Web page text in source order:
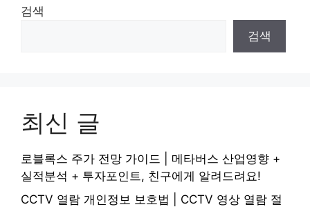
검색
검색
최신 글
로블록스 주가 전망 가이드 | 메타버스 산업영향 +
실적분석 + 투자포인트, 친구에게 알려드려요!
CCTV 열람 개인정보 보호법 | CCTV 영상 열람 절